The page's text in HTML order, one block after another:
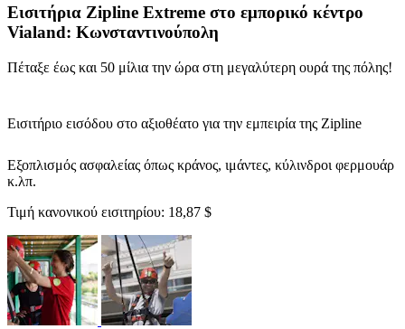
Εισιτήρια Zipline Extreme στο εμπορικό κέντρο
Vialand: Κωνσταντινούπολη
Πέταξε έως και 50 μίλια την ώρα στη μεγαλύτερη ουρά της πόλης!
Εισιτήριο εισόδου στο αξιοθέατο για την εμπειρία της Zipline
Εξοπλισμός ασφαλείας όπως κράνος, ιμάντες, κύλινδροι φερμουάρ
κ.λπ.
Τιμή κανονικού εισιτηρίου: 18,87 $